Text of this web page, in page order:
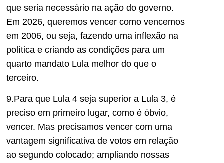
que seria necessário na ação do governo.
Em 2026, queremos vencer como vencemos
em 2006, ou seja, fazendo uma inflexão na
política e criando as condições para um
quarto mandato Lula melhor do que o
terceiro.
9.Para que Lula 4 seja superior a Lula 3, é
preciso em primeiro lugar, como é óbvio,
vencer. Mas precisamos vencer com uma
vantagem significativa de votos em relação
ao segundo colocado; ampliando nossas